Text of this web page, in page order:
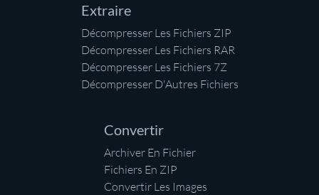
Extraire
Décompresser Les Fichiers ZIP
Décompresser Les Fichiers RAR
Décompresser Les Fichiers 7Z
Décompresser D'Autres Fichiers
Convertir
Archiver En Fichier
Fichiers En ZIP
Convertir Les Images